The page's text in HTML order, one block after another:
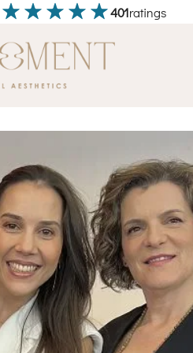
401ratings